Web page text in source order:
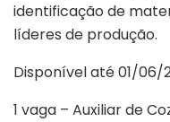
identificação de
líderes de produção.
Disponível até 01/
1 vaga – Auxiliar de